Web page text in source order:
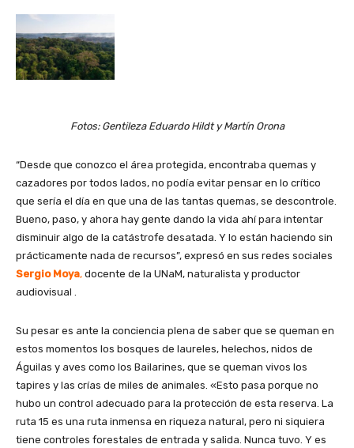
Fotos: Gentileza Eduardo Hildt y Martín Orona
“Desde que conozco el área protegida, encontraba quemas y
cazadores por todos lados, no podía evitar pensar en lo crítico
que sería el día en que una de las tantas quemas, se descontrole.
Bueno, paso, y ahora hay gente dando la vida ahí para intentar
disminuir algo de la catástrofe desatada. Y lo están haciendo sin
prácticamente nada de recursos”, expresó en sus redes sociales
Sergio Moya, docente de la UNaM, naturalista y productor
audiovisual .
Su pesar es ante la conciencia plena de saber que se queman en
estos momentos los bosques de laureles, helechos, nidos de
Águilas y aves como los Bailarines, que se queman vivos los
tapires y las crías de miles de animales. «Esto pasa porque no
hubo un control adecuado para la protección de esta reserva. La
ruta 15 es una ruta inmensa en riqueza natural, pero ni siquiera
tiene controles forestales de entrada y salida. Nunca tuvo. Y es